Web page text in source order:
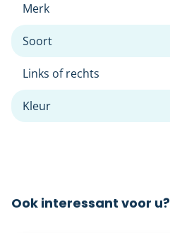
Merk
Soort
Links of rechts
Kleur
Ook interessant voor u?